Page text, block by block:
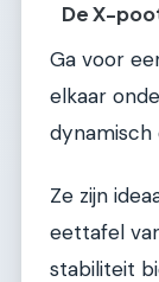
De X-
Ga voor
elkaar
dynamisch
Ze zijn
eettafel
stabiliteit